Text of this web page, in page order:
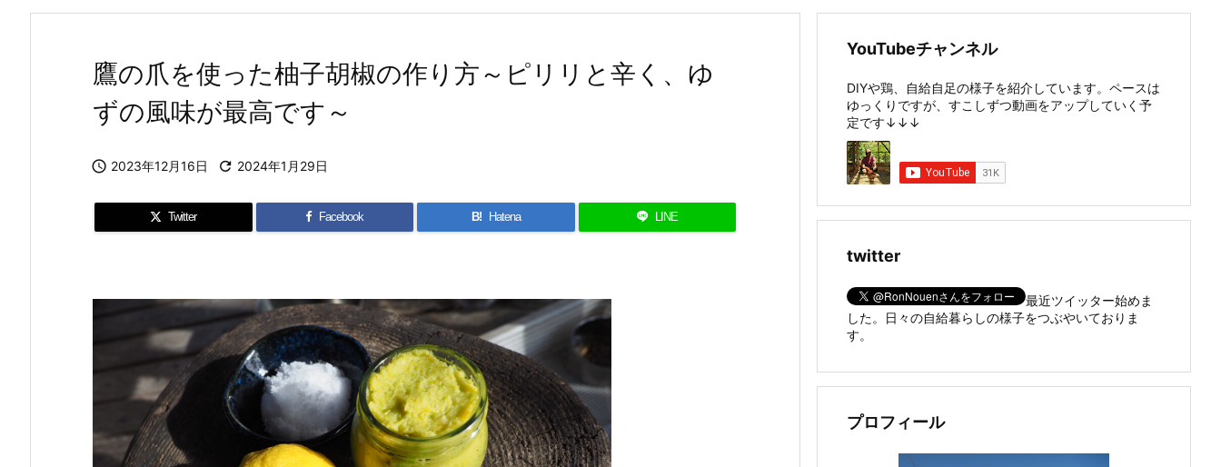
鷹の爪を使った柚子胡椒の作り方～ピリリと辛く、ゆ
ずの風味が最高です～
 2023年12月16日  2024年1月29日
Twitter Facebook B! Hatena LINE
YouTubeチャンネル
DIYや鶏、自給自足の様子を紹介しています。ペースは
ゆっくりですが、すこしずつ動画をアップしていく予
定です↓↓↓
twitter
最近ツイッター始めま
した。日々の自給暮らしの様子をつぶやいておりま
す。
プロフィール